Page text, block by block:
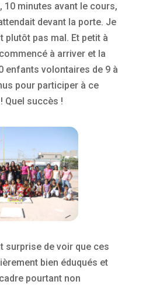
10 minutes avant le cours,
devant la porte. Je
plutôt pas mal. Et petit à
à arriver et la
enfants volontaires de 9 à
pour participer à ce
Quel succès !
surprise de voir que ces
bien éduqués et
pourtant non